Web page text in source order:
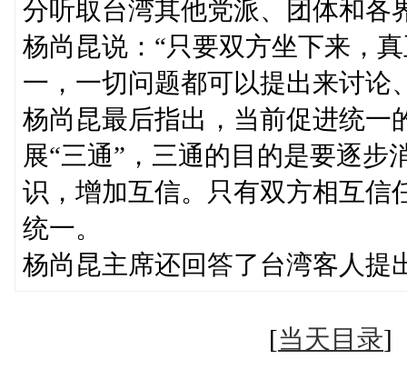
分听取台湾其他党派、团体和各
杨尚昆说：“只要双方坐下来，
一，一切问题都可以提出来讨论
杨尚昆最后指出，当前促进统一
展“三通”，三通的目的是要逐
识，增加互信。只有双方相互信
统一。
杨尚昆主席还回答了台湾客人提
[当天目录